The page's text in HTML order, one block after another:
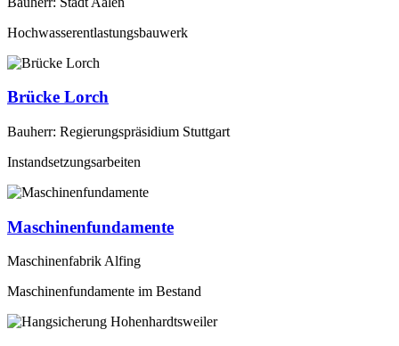
Hochwasserentlastungsbauwerk
Brücke Lorch
Bauherr: Regierungspräsidium Stuttgart
Instandsetzungsarbeiten
Maschinenfundamente
Maschinenfabrik Alfing
Maschinenfundamente im Bestand